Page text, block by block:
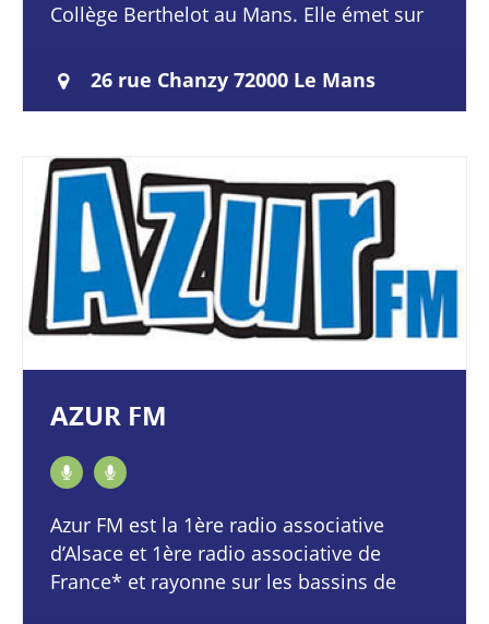
Collège Berthelot au Mans. Elle émet sur
essentielles…
26 rue Chanzy 72000 Le Mans
AZUR FM
Azur FM est la 1ère radio associative
d’Alsace et 1ère radio associative de
France* et rayonne sur les bassins de